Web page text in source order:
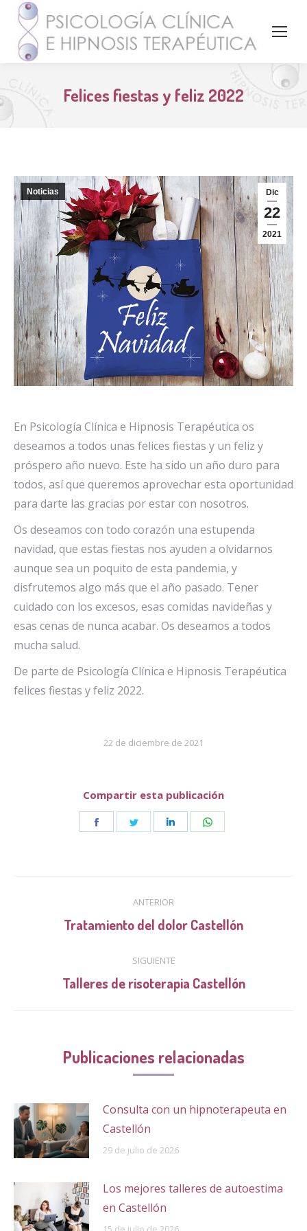
Felices fiestas y feliz 2022
Dic
22
2021
Noticias
En Psicología Clínica e Hipnosis Terapéutica os
deseamos a todos unas felices fiestas y un feliz y
próspero año nuevo. Este ha sido un año duro para
todos, así que queremos aprovechar esta oportunidad
para darte las gracias por estar con nosotros.
Os deseamos con todo corazón una estupenda
navidad, que estas fiestas nos ayuden a olvidarnos
aunque sea un poquito de esta pandemia, y
disfrutemos algo más que el año pasado. Tener
cuidado con los excesos, esas comidas navideñas y
esas cenas de nunca acabar. Os deseamos a todos
mucha salud.
De parte de Psicología Clínica e Hipnosis Terapéutica
felices fiestas y feliz 2022.
22 de diciembre de 2021
Compartir esta publicación
Share
Share
Share
entre
publicaciones
ANTERIOR
Publicación
Tratamiento del dolor Castellón
SIGUIENTE
Publicación
Talleres de risoterapia Castellón
Publicaciones relacionadas
Consulta con un hipnoterapeuta en
Castellón
29 de julio de 2026
Los mejores talleres de autoestima
en Castellón